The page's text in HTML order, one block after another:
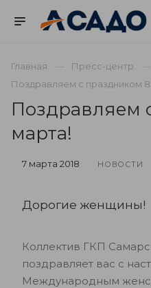
Главная Пресс-центр
Поздравляем с праздником
Поздравляем
марта!
7 марта 2018 НОВОСТИ
Дорогие женщины!
Коллектив ГКП
поздравляет вас с
Международным